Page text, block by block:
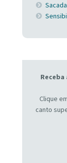
Clique
canto